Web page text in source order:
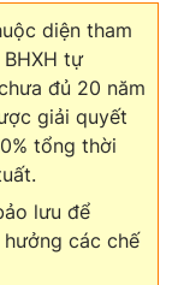
diện tham
tự
đủ 20 năm
giải quyết
tổng thời
lưu để
các chế